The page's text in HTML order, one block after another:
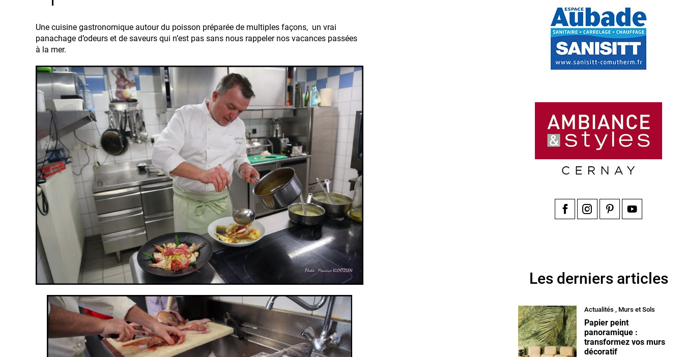
Une cuisine gastronomique autour du poisson préparée de multiples façons, un vrai
panachage d’odeurs et de saveurs qui n’est pas sans nous rappeler nos vacances passées
à la mer.
Les derniers articles
Actualités , Murs et Sols
Papier peint
panoramique :
transformez vos murs
décoratif